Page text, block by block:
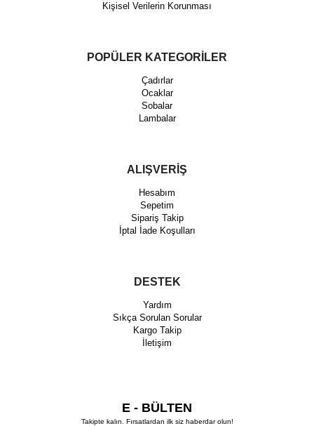
Kişisel Verilerin Korunması
POPÜLER KATEGORİLER
Çadırlar
Ocaklar
Sobalar
Lambalar
ALIŞVERİŞ
Hesabım
Sepetim
Sipariş Takip
İptal İade Koşulları
DESTEK
Yardım
Sıkça Sorulan Sorular
Kargo Takip
İletişim
E - BÜLTEN
Takipte kalın. Fırsatlardan ilk siz haberdar olun!